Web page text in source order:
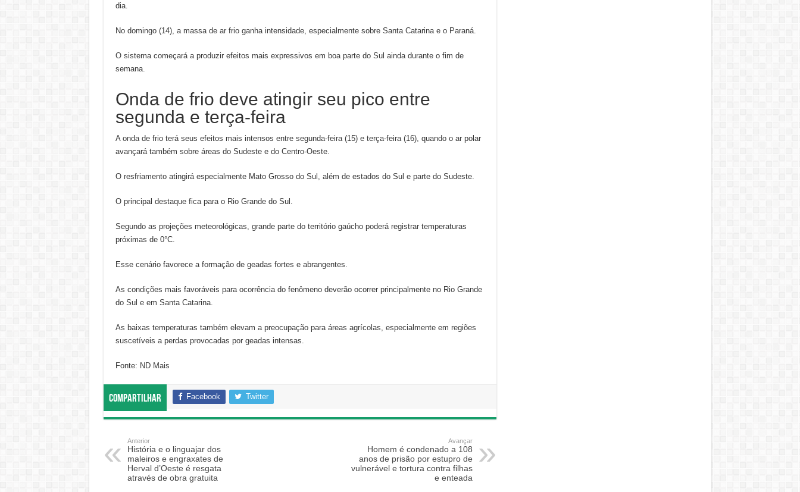
dia.
No domingo (14), a massa de ar frio ganha intensidade, especialmente sobre Santa Catarina e o Paraná.
O sistema começará a produzir efeitos mais expressivos em boa parte do Sul ainda durante o fim de
semana.
Onda de frio deve atingir seu pico entre
segunda e terça-feira
A onda de frio terá seus efeitos mais intensos entre segunda-feira (15) e terça-feira (16), quando o ar polar
avançará também sobre áreas do Sudeste e do Centro-Oeste.
O resfriamento atingirá especialmente Mato Grosso do Sul, além de estados do Sul e parte do Sudeste.
O principal destaque fica para o Rio Grande do Sul.
Segundo as projeções meteorológicas, grande parte do território gaúcho poderá registrar temperaturas
próximas de 0°C.
Esse cenário favorece a formação de geadas fortes e abrangentes.
As condições mais favoráveis para ocorrência do fenômeno deverão ocorrer principalmente no Rio Grande
do Sul e em Santa Catarina.
As baixas temperaturas também elevam a preocupação para áreas agrícolas, especialmente em regiões
suscetíveis a perdas provocadas por geadas intensas.
Fonte: ND Mais
Compartilhar Facebook Twitter
Anterior
História e o linguajar dos
maleiros e engraxates de
Herval d’Oeste é resgata
através de obra gratuita
Avançar
Homem é condenado a 108
anos de prisão por estupro de
vulnerável e tortura contra filhas
e enteada